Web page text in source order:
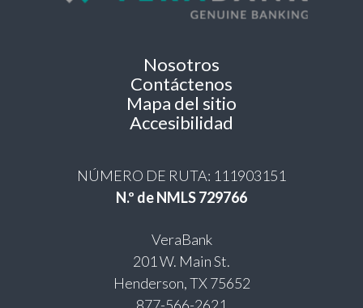
Nosotros
Contáctenos
Mapa del sitio
Accesibilidad
NÚMERO DE RUTA: 111903151
N.º de NMLS 729766
VeraBank
201 W. Main St.
Henderson, TX 75652